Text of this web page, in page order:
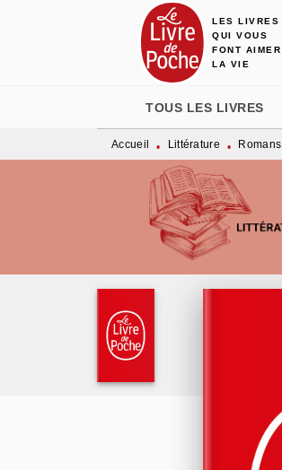
MENU RECHERCHE
LES LIVRES
QUI VOUS
FONT AIMER
LA VIE
TOUS LES LIVRES
Accueil • Littérature • Romans